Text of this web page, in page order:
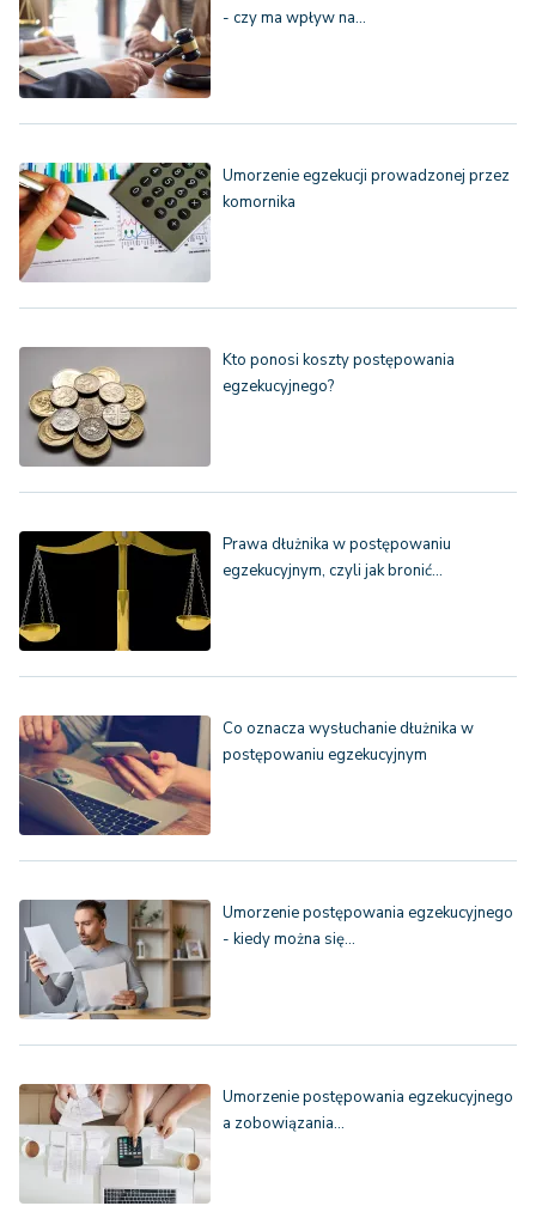
- czy ma wpływ na…
Umorzenie egzekucji prowadzonej przez
komornika
Kto ponosi koszty postępowania
egzekucyjnego?
Prawa dłużnika w postępowaniu
egzekucyjnym, czyli jak bronić…
Co oznacza wysłuchanie dłużnika w
postępowaniu egzekucyjnym
Umorzenie postępowania egzekucyjnego
- kiedy można się…
Umorzenie postępowania egzekucyjnego
a zobowiązania…